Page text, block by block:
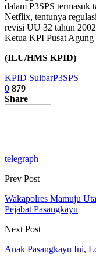
dalam P3SPS termasuk
Netflix, tentunya
revisi UU 32 tahun
Ketua KPI Pusat Agung
(ILU/HMS KPID)
KPID SulbarP3SPS
0 879
Share
telegraph
Prev Post
Wakapolres Mamuju
Pejabat Pasangkayu
Next Post
Anak Pasangkayu Ini,